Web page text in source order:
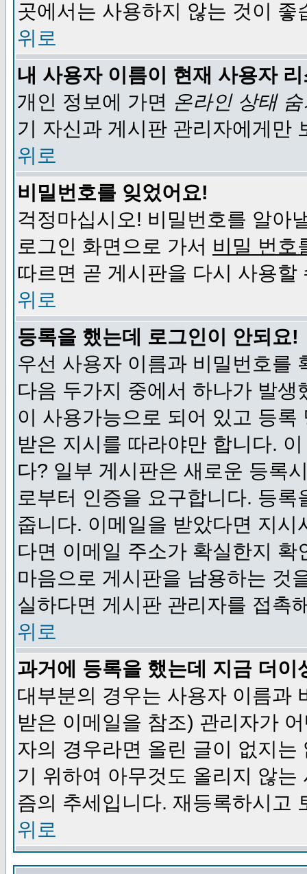
곳에서는 사용하지 않는 것이 좋
위로
내 사용자 이름이 현재 사용자
개인 정보에 가면 온라인 상태
기 자신과 게시판 관리자에게만
위로
비밀번호를 잊었어요!
걱정마십시오! 비밀번호를 알아
로그인 화면으로 가서 비밀 번호
따르면 곧 게시판을 다시 사용할
위로
등록을 했는데 로그인이 안되요!
우선 사용자 이름과 비밀번호를
다음 두가지 중에서 하나가 발
이 사용가능으로 되어 있고 등
받은 지시를 따라야만 합니다.
다? 일부 게시판은 새로운 등록
로부터 인증을 요구합니다. 등
줍니다. 이메일을 받았다면 지
다면 이메일 주소가 확실한지
마음으로 게시판을 남용하는 것
실하다면 게시판 관리자를 접촉
위로
과거에 등록을 했는데 지금 더
대부분의 경우는 사용자 이름과
받은 이메일을 참조) 관리자가
자의 경우라면 올린 글이 없지
기 위하여 아무것도 올리지 않
즘의 추세입니다. 재등록하시고
위로